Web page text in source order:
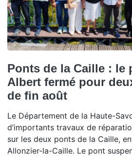
Ponts de la Caille : le
Albert fermé pour
de fin août
Le Département de la Haute-
d’importants travaux de
sur les deux ponts de la Caille,
Allonzier-la-Caille. Le pont